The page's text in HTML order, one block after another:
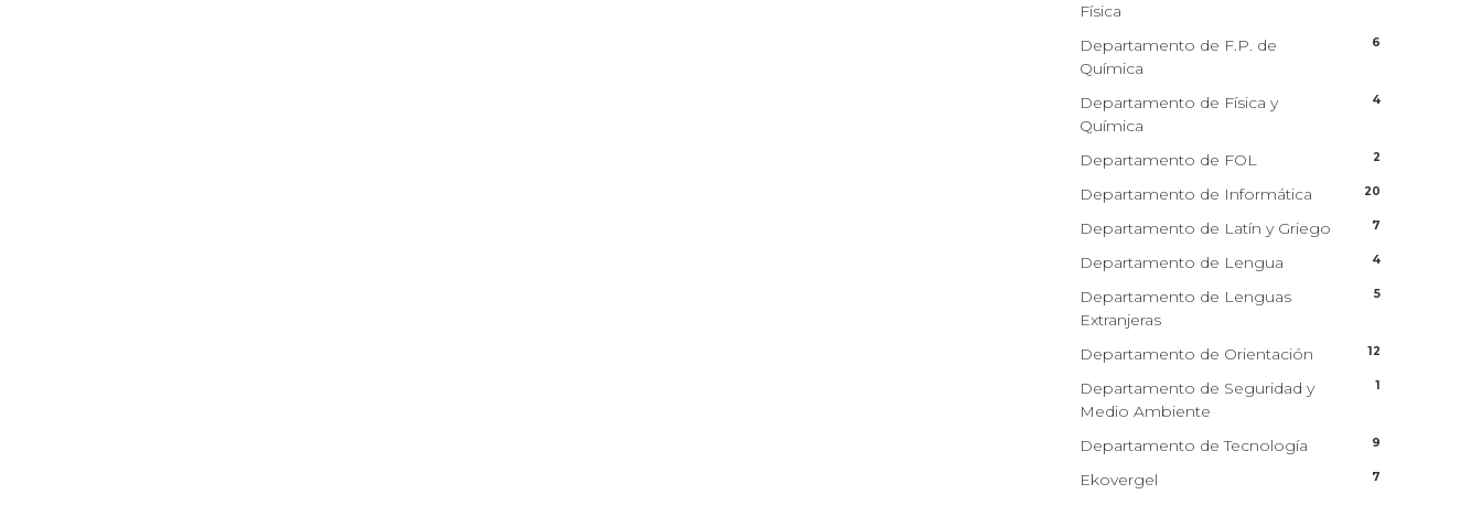
Física
Departamento de F.P. de
Química
6
Departamento de Física y
Química
4
Departamento de FOL 2
Departamento de Informática 20
Departamento de Latín y Griego 7
Departamento de Lengua 4
Departamento de Lenguas
Extranjeras
5
Departamento de Orientación 12
Departamento de Seguridad y
Medio Ambiente
1
Departamento de Tecnología 9
Ekovergel 7